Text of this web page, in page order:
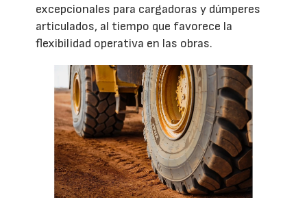
excepcionales para cargadoras y dúmperes
articulados, al tiempo que favorece la
flexibilidad operativa en las obras.